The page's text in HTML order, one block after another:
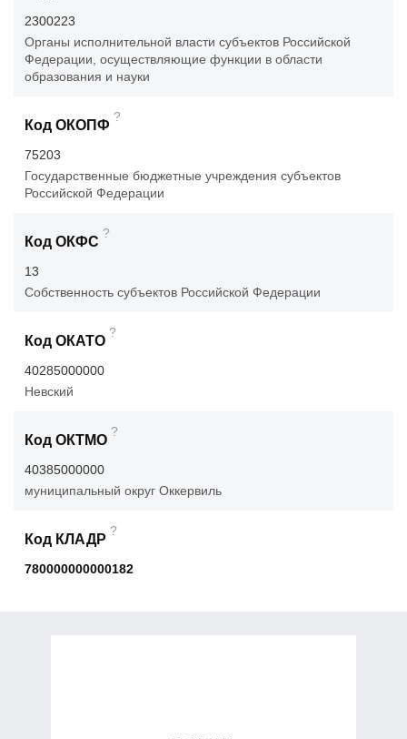
2300223
Органы исполнительной власти субъектов Российской
Федерации, осуществляющие функции в области
образования и науки
Код ОКОПФ
?
75203
Государственные бюджетные учреждения субъектов
Российской Федерации
Код ОКФС
?
13
Собственность субъектов Российской Федерации
Код ОКАТО
?
40285000000
Невский
Код ОКТМО
?
40385000000
муниципальный округ Оккервиль
Код КЛАДР
?
780000000000182